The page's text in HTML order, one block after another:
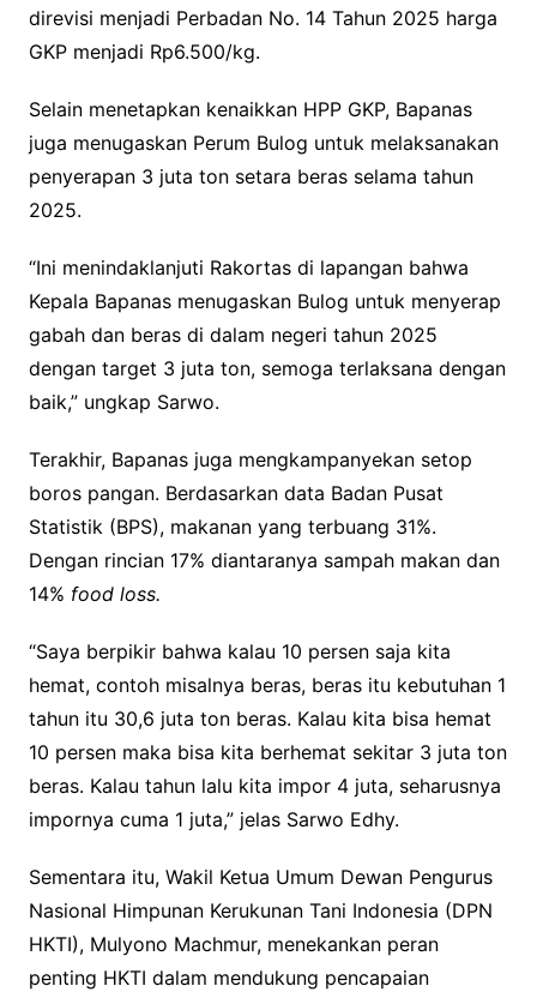
direvisi menjadi Perbadan No. 14 Tahun 2025 harga
GKP menjadi Rp6.500/kg.
Selain menetapkan kenaikkan HPP GKP, Bapanas
juga menugaskan Perum Bulog untuk melaksanakan
penyerapan 3 juta ton setara beras selama tahun
2025.
“Ini menindaklanjuti Rakortas di lapangan bahwa
Kepala Bapanas menugaskan Bulog untuk menyerap
gabah dan beras di dalam negeri tahun 2025
dengan target 3 juta ton, semoga terlaksana dengan
baik,” ungkap Sarwo.
Terakhir, Bapanas juga mengkampanyekan setop
boros pangan. Berdasarkan data Badan Pusat
Statistik (BPS), makanan yang terbuang 31%.
Dengan rincian 17% diantaranya sampah makan dan
14% food loss.
“Saya berpikir bahwa kalau 10 persen saja kita
hemat, contoh misalnya beras, beras itu kebutuhan 1
tahun itu 30,6 juta ton beras. Kalau kita bisa hemat
10 persen maka bisa kita berhemat sekitar 3 juta ton
beras. Kalau tahun lalu kita impor 4 juta, seharusnya
impornya cuma 1 juta,” jelas Sarwo Edhy.
Sementara itu, Wakil Ketua Umum Dewan Pengurus
Nasional Himpunan Kerukunan Tani Indonesia (DPN
HKTI), Mulyono Machmur, menekankan peran
penting HKTI dalam mendukung pencapaian